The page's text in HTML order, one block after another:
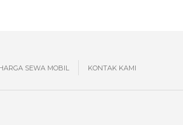
SEWA MOBIL KONTAK KAMI